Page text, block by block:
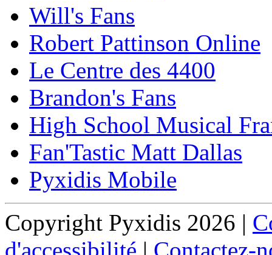
Will's Fans
Robert Pattinson Online
Le Centre des 4400
Brandon's Fans
High School Musical
Fan'Tastic Matt Dallas
Pyxidis Mobile
Copyright Pyxidis 2026 |
d'accessibilité | Contactez-